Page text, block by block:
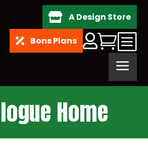
 A Design Store
 Bons Plans b
a
Home